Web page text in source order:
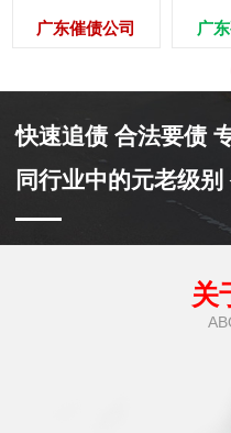
广东催债公司 广
快速追债 合法要债
同行业中的元老级
关